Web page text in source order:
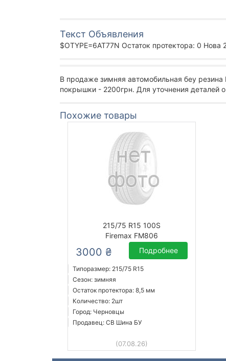
Текст Объявления
$OTYPE=6AT77N Остаток протектора: 0 Нова
В продаже зимняя автомобильная беу
покрышки - 2200грн. Для уточнения деталей
Похожие товары
215/75 R15 100S
Firemax FM806
3000 ₴ Подробнее
Типоразмер: 215/75 R15
Сезон: зимняя
Остаток протектора: 8,5 мм
Количество: 2шт
Город: Черновцы
Продавец: СВ Шина БУ
(07.08.26)